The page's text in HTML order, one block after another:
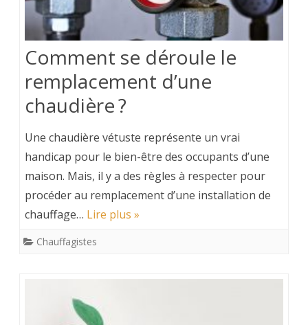
Comment se déroule le
remplacement d’une
chaudière ?
Une chaudière vétuste représente un vrai
handicap pour le bien-être des occupants d’une
maison. Mais, il y a des règles à respecter pour
procéder au remplacement d’une installation de
chauffage… Lire plus »
Chauffagistes